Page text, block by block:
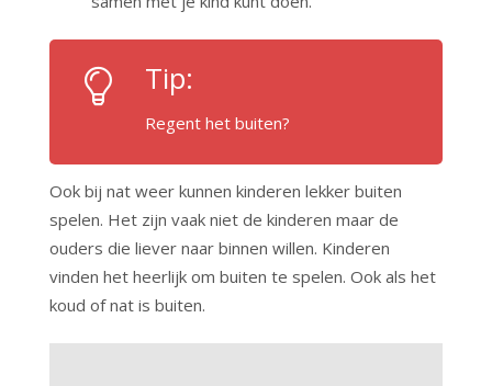
Tip:
Regent het buiten?
Ook bij nat weer kunnen kinderen lekker buiten
spelen. Het zijn vaak niet de kinderen maar de
ouders die liever naar binnen willen. Kinderen
vinden het heerlijk om buiten te spelen. Ook als het
koud of nat is buiten.